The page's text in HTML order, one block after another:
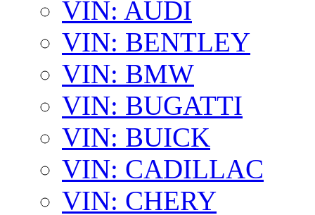
VIN: AUDI
VIN: BENTLEY
VIN: BMW
VIN: BUGATTI
VIN: BUICK
VIN: CADILLAC
VIN: CHERY